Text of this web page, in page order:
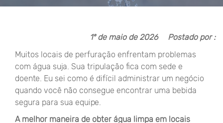
1º de maio de 2026
Postado por :
Muitos locais de perfuração enfrentam problemas
com água suja. Sua tripulação fica com sede e
doente. Eu sei como é difícil administrar um negócio
quando você não consegue encontrar uma bebida
segura para sua equipe.
A melhor maneira de obter água limpa em locais